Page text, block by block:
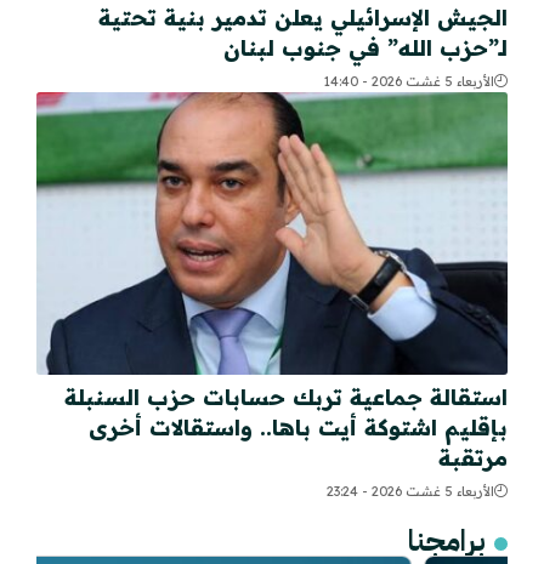
الجيش الإسرائيلي يعلن تدمير بنية تحتية
لـ”حزب الله” في جنوب لبنان
الأربعاء 5 غشت 2026 - 14:40
استقالة جماعية تربك حسابات حزب السنبلة
بإقليم اشتوكة أيت باها.. واستقالات أخرى
مرتقبة
الأربعاء 5 غشت 2026 - 23:24
برامجنا